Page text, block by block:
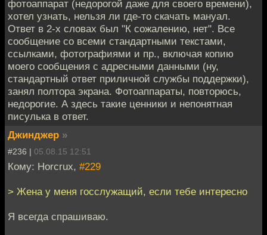
фотоаппарат (недорогой даже для своего времени),
хотел узнать, нельзя ли где-то скачать мануал.
Ответ в 2-х словах был "К сожалению, нет". Все
сообщение со всеми стандартными текстами,
ссылками, фотографиями и пр., включая копию
моего сообщения с адресными данными (ну,
стандартный ответ приличной службы поддержки),
занял полтора экрана. Фотоаппараты, повторюсь,
недорогие. А здесь такие ценники и непонятная
писулька в ответ.
Джинджер »
#236 | 05.08.15 12:51
Кому: Horcrux, #229
> Жена у меня госслужащий, если тебе интересно
Я всегда спрашиваю.